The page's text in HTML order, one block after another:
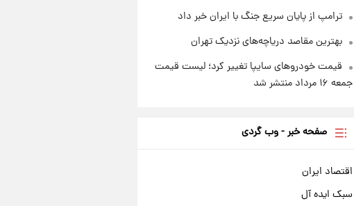
ترامپ از پایان سریع جنگ با ایران خبر داد
بهترین مقاصد دریاچه‌های نزدیک تهران
قیمت خودروهای سایپا تغییر کرد؛ لیست قیمت
جمعه ۱۶ مرداد منتشر شد
صفحه خبر - وب گردی
اقتصاد ایران
سبک ایده آل